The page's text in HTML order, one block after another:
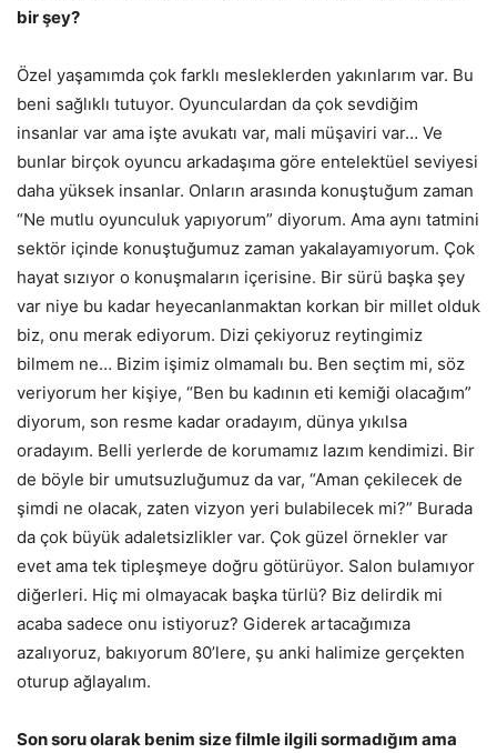
bir şey?
Özel yaşamımda çok farklı mesleklerden yakınlarım var. Bu
beni sağlıklı tutuyor. Oyunculardan da çok sevdiğim
insanlar var ama işte avukatı var, mali müşaviri var… Ve
bunlar birçok oyuncu arkadaşıma göre entelektüel seviyesi
daha yüksek insanlar. Onların arasında konuştuğum zaman
“Ne mutlu oyunculuk yapıyorum” diyorum. Ama aynı tatmini
sektör içinde konuştuğumuz zaman yakalayamıyorum. Çok
hayat sızıyor o konuşmaların içerisine. Bir sürü başka şey
var niye bu kadar heyecanlanmaktan korkan bir millet olduk
biz, onu merak ediyorum. Dizi çekiyoruz reytingimiz
bilmem ne… Bizim işimiz olmamalı bu. Ben seçtim mi, söz
veriyorum her kişiye, “Ben bu kadının eti kemiği olacağım”
diyorum, son resme kadar oradayım, dünya yıkılsa
oradayım. Belli yerlerde de korumamız lazım kendimizi. Bir
de böyle bir umutsuzluğumuz da var, “Aman çekilecek de
şimdi ne olacak, zaten vizyon yeri bulabilecek mi?” Burada
da çok büyük adaletsizlikler var. Çok güzel örnekler var
evet ama tek tipleşmeye doğru götürüyor. Salon bulamıyor
diğerleri. Hiç mi olmayacak başka türlü? Biz delirdik mi
acaba sadece onu istiyoruz? Giderek artacağımıza
azalıyoruz, bakıyorum 80’lere, şu anki halimize gerçekten
oturup ağlayalım.
Son soru olarak benim size filmle ilgili sormadığım ama